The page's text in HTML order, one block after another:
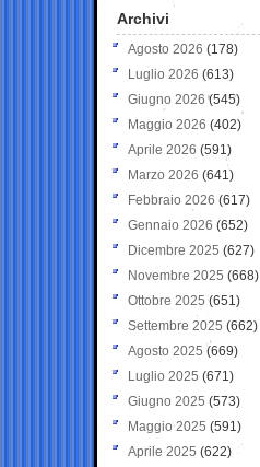
Archivi
Agosto 2026 (178)
Luglio 2026 (613)
Giugno 2026 (545)
Maggio 2026 (402)
Aprile 2026 (591)
Marzo 2026 (641)
Febbraio 2026 (617)
Gennaio 2026 (652)
Dicembre 2025 (627)
Novembre 2025 (668)
Ottobre 2025 (651)
Settembre 2025 (662)
Agosto 2025 (669)
Luglio 2025 (671)
Giugno 2025 (573)
Maggio 2025 (591)
Aprile 2025 (622)